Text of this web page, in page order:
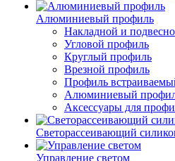
Алюминиевый профиль
Накладной и
Угловой профиль
Круглый профиль
Врезной профиль
Профиль
Алюминиевый
Аксессуары для
Светорассеивающий
Управление светом